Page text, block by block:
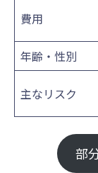
費用
年齢・性別
主なリスク
部